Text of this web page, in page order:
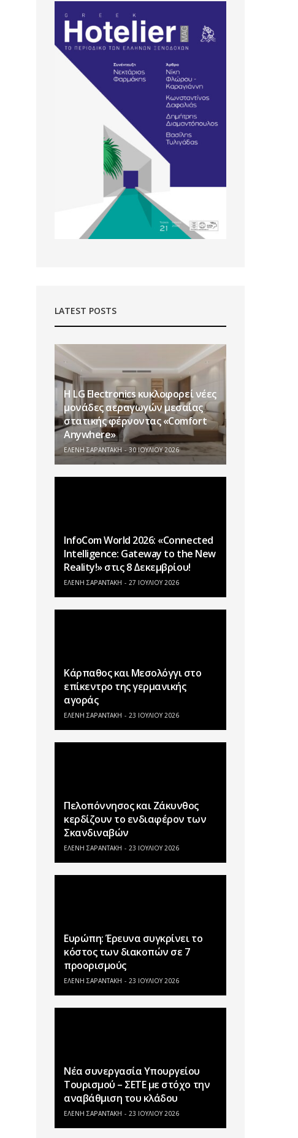
LATEST POSTS
Η LG Electronics κυκλοφορεί νέες
μονάδες αεραγωγών μεσαίας
στατικής φέρνοντας «Comfort
Anywhere»
ΕΛΕΝΗ ΣΑΡΑΝΤΑΚΗ 30 ΙΟΥΛΊΟΥ 2026
InfoCom World 2026: «Connected
Intelligence: Gateway to the New
Reality!» στις 8 Δεκεμβρίου!
ΕΛΕΝΗ ΣΑΡΑΝΤΑΚΗ 27 ΙΟΥΛΊΟΥ 2026
Κάρπαθος και Μεσολόγγι στο
επίκεντρο της γερμανικής
αγοράς
ΕΛΕΝΗ ΣΑΡΑΝΤΑΚΗ 23 ΙΟΥΛΊΟΥ 2026
Πελοπόννησος και Ζάκυνθος
κερδίζουν το ενδιαφέρον των
Σκανδιναβών
ΕΛΕΝΗ ΣΑΡΑΝΤΑΚΗ 23 ΙΟΥΛΊΟΥ 2026
Ευρώπη: Έρευνα συγκρίνει το
κόστος των διακοπών σε 7
προορισμούς
ΕΛΕΝΗ ΣΑΡΑΝΤΑΚΗ 23 ΙΟΥΛΊΟΥ 2026
Νέα συνεργασία Υπουργείου
Τουρισμού – ΣΕΤΕ με στόχο την
αναβάθμιση του κλάδου
ΕΛΕΝΗ ΣΑΡΑΝΤΑΚΗ 23 ΙΟΥΛΊΟΥ 2026